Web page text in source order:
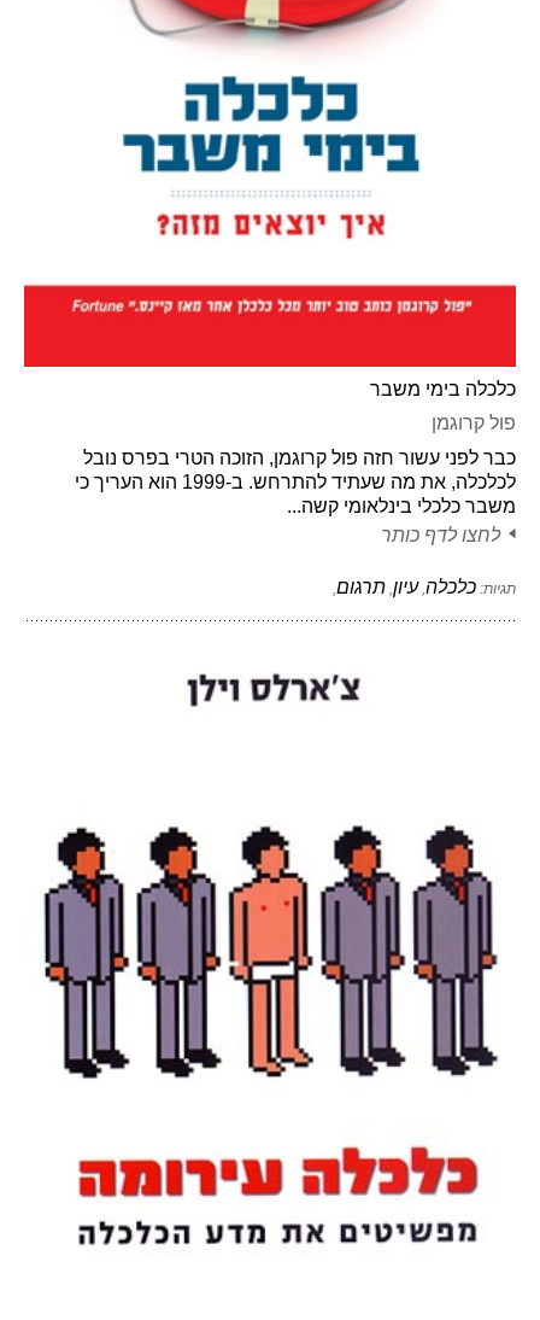
כלכלה בימי משבר
פול קרוגמן
כבר לפני עשור חזה פול קרוגמן, הזוכה הטרי בפרס נובל
לכלכלה, את מה שעתיד להתרחש. ב-1999 הוא העריך כי
משבר כלכלי בינלאומי קשה...
לחצו לדף כותר
תגיות: כלכלה,עיון, תרגום,